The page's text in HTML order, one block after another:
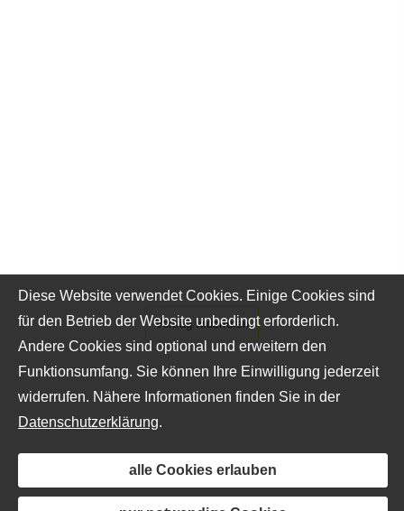
Vertrag widerrufen
Diese Website verwendet Cookies. Einige Cookies sind
für den Betrieb der Website unbedingt erforderlich.
Andere Cookies sind optional und erweitern den
Funktionsumfang. Sie können Ihre Einwilligung jederzeit
widerrufen. Nähere Informationen finden Sie in der
Datenschutzerklärung.
alle Cookies erlauben